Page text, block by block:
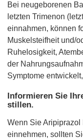
Bei neugeborenen
letzten Trimenon
einnahmen, können
Muskelsteifheit und/
Ruhelosigkeit,
der
Symptome
Informieren Sie
stillen.
Wenn Sie
einnehmen, sollten